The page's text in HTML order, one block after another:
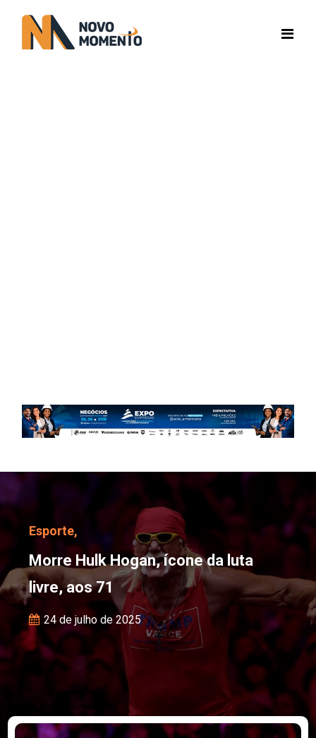
Morre Hulk Hogan,
Esporte,
Morre Hulk Hogan, ícone da luta
livre, aos 71
24 de julho de 2025